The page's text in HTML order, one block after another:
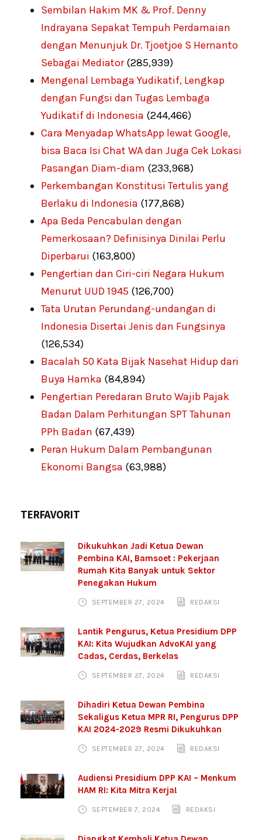
Sembilan Hakim MK & Prof. Denny
Indrayana Sepakat Tempuh Perdamaian
dengan Menunjuk Dr. Tjoetjoe S Hernanto
Sebagai Mediator (285,939)
Mengenal Lembaga Yudikatif, Lengkap
dengan Fungsi dan Tugas Lembaga
Yudikatif di Indonesia (244,466)
Cara Menyadap WhatsApp lewat Google,
bisa Baca Isi Chat WA dan Juga Cek Lokasi
Pasangan Diam-diam (233,968)
Perkembangan Konstitusi Tertulis yang
Berlaku di Indonesia (177,868)
Apa Beda Pencabulan dengan
Pemerkosaan? Definisinya Dinilai Perlu
Diperbarui (163,800)
Pengertian dan Ciri-ciri Negara Hukum
Menurut UUD 1945 (126,700)
Tata Urutan Perundang-undangan di
Indonesia Disertai Jenis dan Fungsinya
(126,534)
Bacalah 50 Kata Bijak Nasehat Hidup dari
Buya Hamka (84,894)
Pengertian Peredaran Bruto Wajib Pajak
Badan Dalam Perhitungan SPT Tahunan
PPh Badan (67,439)
Peran Hukum Dalam Pembangunan
Ekonomi Bangsa (63,988)
TERFAVORIT
Dikukuhkan Jadi Ketua Dewan
Pembina KAI, Bamsoet : Pekerjaan
Rumah Kita Banyak untuk Sektor
Penegakan Hukum
SEPTEMBER 27, 2024 REDAKSI
Lantik Pengurus, Ketua Presidium DPP
KAI: Kita Wujudkan AdvoKAI yang
Cadas, Cerdas, Berkelas
SEPTEMBER 27, 2024 REDAKSI
Dihadiri Ketua Dewan Pembina
Sekaligus Ketua MPR RI, Pengurus DPP
KAI 2024-2029 Resmi Dikukuhkan
SEPTEMBER 27, 2024 REDAKSI
Audiensi Presidium DPP KAI – Menkum
HAM RI: Kita Mitra Kerja!
SEPTEMBER 7, 2024 REDAKSI